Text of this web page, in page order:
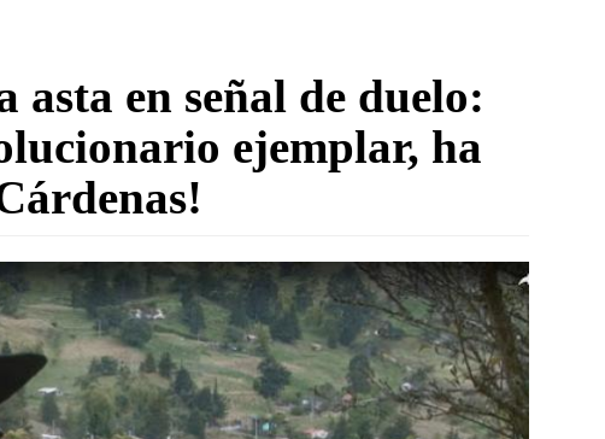
asta en señal de duelo:
ejemplar, ha